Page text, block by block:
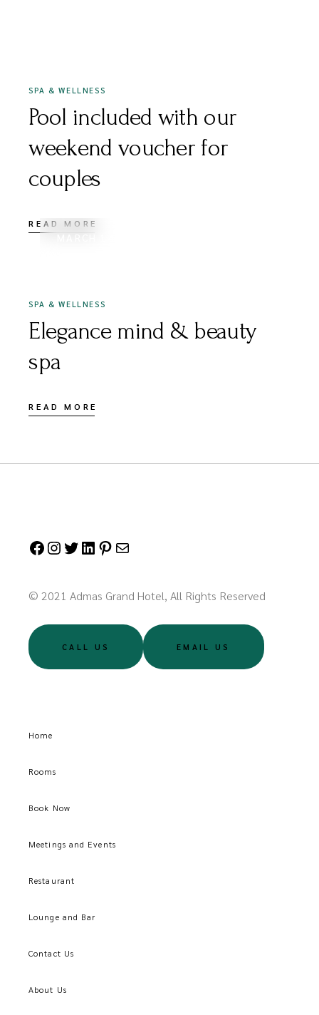
SPA & WELLNESS
Pool included with our
weekend voucher for
couples
READ MORE
MARCH 14, 2020
SPA & WELLNESS
Elegance mind & beauty
spa
READ MORE
© 2021 Admas Grand Hotel, All Rights Reserved
CALL US EMAIL US
Home
Rooms
Book Now
Meetings and Events
Restaurant
Lounge and Bar
Contact Us
About Us